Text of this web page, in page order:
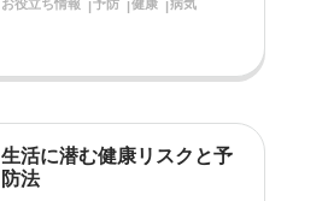
お役立ち情報 予防 健康 病気
生活に潜む健康リスクと予
防法